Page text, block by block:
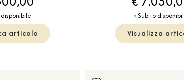
articolo
Subito
Visualizza